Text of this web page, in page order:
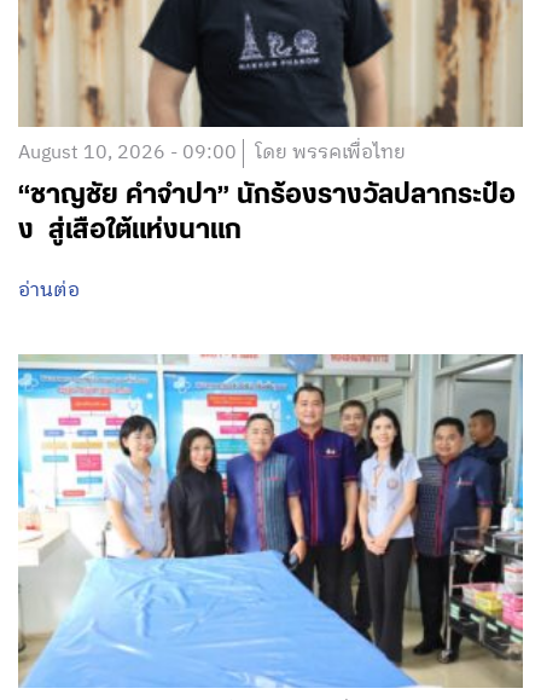
August 10, 2026 - 09:00 โดย พรรคเพื่อไทย
“ชาญชัย คำจำปา” นักร้องรางวัลปลากระป๋อ
ง สู่เสือใต้แห่งนาแก
อ่านต่อ